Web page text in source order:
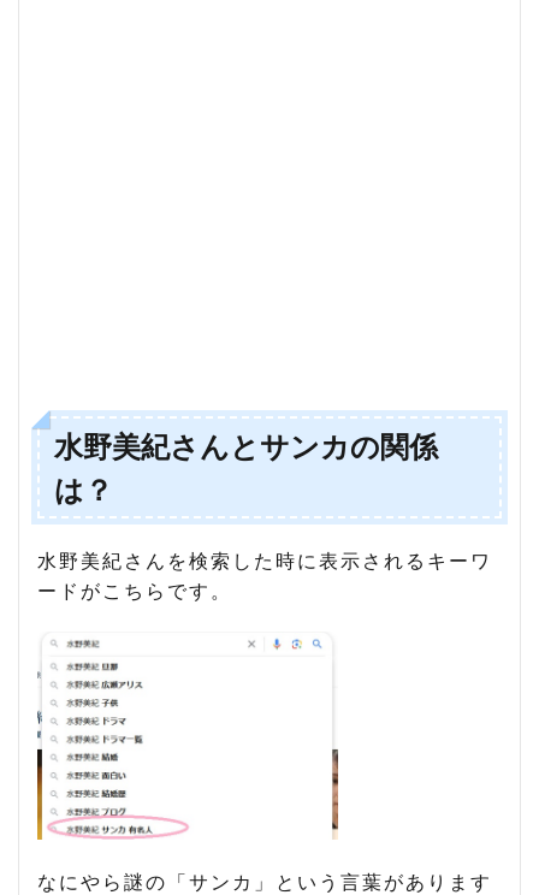
水野美紀さんとサンカの関係
は？
水野美紀さんを検索した時に表示されるキーワ
ードがこちらです。
なにやら謎の「サンカ」という言葉があります